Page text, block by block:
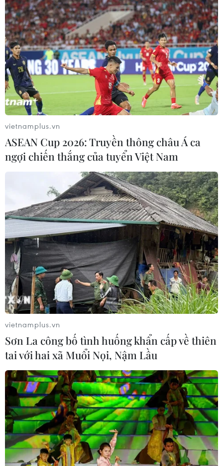
TIN CÙNG CHUYÊN MỤC
Chuyên gia Australia: Quan hệ Việt
Nam-Australia có độ tin cậy chính trị
cao
08/08/2026 05:27
Đưa quan hệ Việt Nam-Australia phát
triển sâu sắc, thực chất, hiệu quả
hơn
08/08/2026 05:13
59 năm ASEAN: Lá cờ ASEAN lần đầu
tỏa sáng trên biểu tượng lịch sử của
Ấn Độ
08/08/2026 04:29
Thương mại Việt Nam-Australia
hướng tới những động lực tăng
trưởng mới
08/08/2026 03:29
vietnamplus.vn
ASEAN Cup 2026: Truyền thông châu Á ca
ngợi chiến thắng của tuyển Việt Nam
vietnamplus.vn
Sơn La công bố tình huống khẩn cấp về thiên
tai với hai xã Muổi Nọi, Nậm Lầu